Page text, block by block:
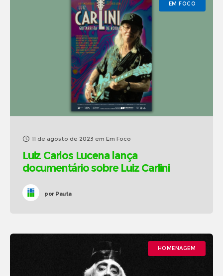
EM FOCO
11 de agosto de 2023 em Em Foco
Luiz Carlos Lucena lança
documentário sobre Luiz Carlini
porPauta
HOMENAGEM